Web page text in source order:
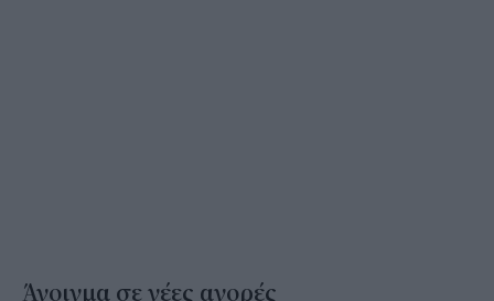
Άνοιγμα σε νέες αγορές